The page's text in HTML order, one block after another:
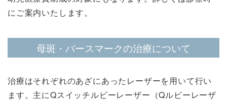
にご案内いたします。
母斑・バースマークの治療について
治療はそれぞれのあざにあったレーザーを用いて行い
ます。主にQスイッチルビーレーザー（Qルビーレーザ